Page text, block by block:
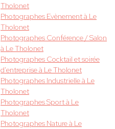
Tholonet
Photographes Evènement à Le
Tholonet
Photographes Conférence / Salon
à Le Tholonet
Photographes Cocktail et soirée
d'entreprise à Le Tholonet
Photographes Industrielle à Le
Tholonet
Photographes Sport à Le
Tholonet
Photographes Nature à Le